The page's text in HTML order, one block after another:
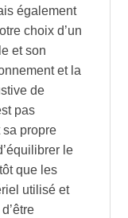
également
choix d’un
et son
et la
de
pas
propre
le
que les
utilisé et